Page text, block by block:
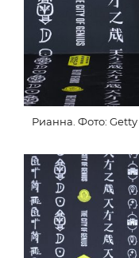
Рианна. Фото: